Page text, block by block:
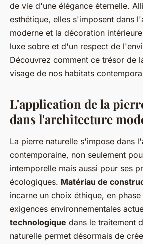
de vie d'une élégance éternelle.
esthétique, elles s'imposent dans
moderne et la décoration
luxe sobre et d'un respect de
Découvrez comment ce trésor de
visage de nos habitats
L'application de la
dans l'architecture
La pierre naturelle s'impose dans
contemporaine, non seulement
intemporelle mais aussi pour ses
écologiques. Matériau de
incarne un choix éthique, en
exigences environnementales
technologique dans le traitement
naturelle permet désormais de